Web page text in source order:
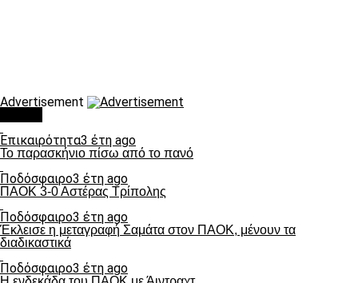
Advertisement
Επικαιρότητα3 έτη ago
Το παρασκήνιο πίσω από το πανό
Ποδόσφαιρο3 έτη ago
ΠΑΟΚ 3-0 Αστέρας Τρίπολης
Ποδόσφαιρο3 έτη ago
Έκλεισε η μεταγραφή Σαμάτα στον ΠΑΟΚ, μένουν τα
διαδικαστικά
Ποδόσφαιρο3 έτη ago